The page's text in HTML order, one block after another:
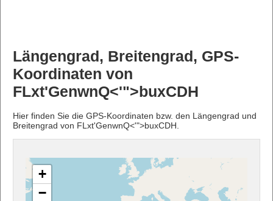
Längengrad, Breitengrad, GPS-
Koordinaten von
FLxt'GenwnQ<'">buxCDH
Hier finden Sie die GPS-Koordinaten bzw. den Längengrad und
Breitengrad von FLxt'GenwnQ<'">buxCDH.
+
−